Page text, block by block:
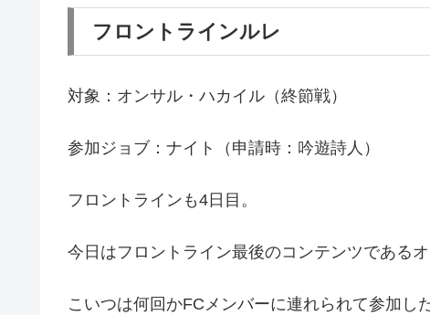
フロントラインルレ
対象：オンサル・ハカイル（終節戦）
参加ジョブ：ナイト（申請時：吟遊詩人）
フロントラインも4日目。
今日はフロントライン最後のコンテンツであるオ
こいつは何回かFCメンバーに連れられて参加